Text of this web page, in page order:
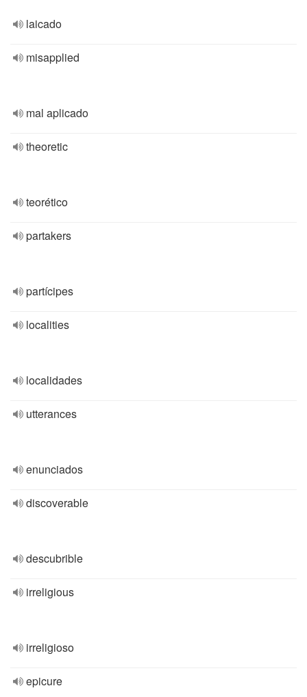
laicado
misapplied
mal aplicado
theoretic
teorético
partakers
partícipes
localities
localidades
utterances
enunciados
discoverable
descubrible
irreligious
irreligioso
epicure